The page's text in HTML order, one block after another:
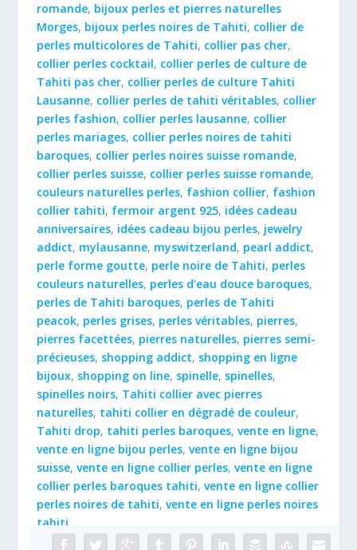
goutte
13x14mm
spinelles
noirs
Ag925
romande, bijoux perles et pierres naturelles
Morges, bijoux perles noires de Tahiti, collier de
perles multicolores de Tahiti, collier pas cher,
collier perles cocktail, collier perles de culture de
Tahiti pas cher, collier perles de culture Tahiti
Lausanne, collier perles de tahiti véritables, collier
perles fashion, collier perles lausanne, collier
perles mariages, collier perles noires de tahiti
baroques, collier perles noires suisse romande,
collier perles suisse, collier perles suisse romande,
couleurs naturelles perles, fashion collier, fashion
collier tahiti, fermoir argent 925, idées cadeau
anniversaires, idées cadeau bijou perles, jewelry
addict, mylausanne, myswitzerland, pearl addict,
perle forme goutte, perle noire de Tahiti, perles
couleurs naturelles, perles d'eau douce baroques,
perles de Tahiti baroques, perles de Tahiti
peacok, perles grises, perles véritables, pierres,
pierres facettées, pierres naturelles, pierres semi-
précieuses, shopping addict, shopping en ligne
bijoux, shopping on line, spinelle, spinelles,
spinelles noirs, Tahiti collier avec pierres
naturelles, tahiti collier en dégradé de couleur,
Tahiti drop, tahiti perles baroques,vente en ligne,
vente en ligne bijou perles,vente en ligne bijou
suisse,vente en ligne collier perles,vente en ligne
collier perles baroques tahiti,vente en ligne collier
perles noires de tahiti,vente en ligne perles noires
tahiti